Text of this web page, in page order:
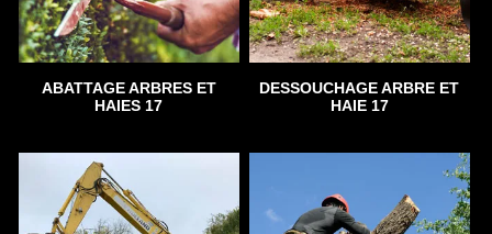
ABATTAGE ARBRES ET
HAIES 17
DESSOUCHAGE ARBRE ET
HAIE 17